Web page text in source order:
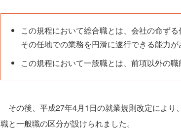
この規程において総合職とは、会社の命ずる
その任地での業務を円滑に遂行できる能力が
この規程において一般職とは、前項以外の職
その後、平成27年4月1日の就業規則改定により
職と一般職の区分が設けられました。